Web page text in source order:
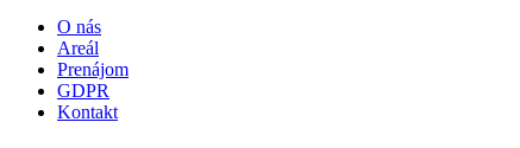
O nás
Areál
Prenájom
GDPR
Kontakt